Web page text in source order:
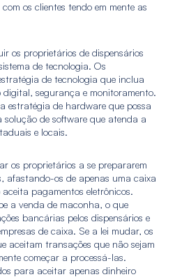
os clientes tendo em mente as
os proprietários de dispensários
de tecnologia. Os
de tecnologia que inclua
digital, segurança e monitoramento.
estratégia de hardware que possa
solução de software que atenda a
e locais.
os proprietários a se prepararem
afastando-os de apenas uma caixa
pagamentos eletrônicos.
a venda de maconha, o que
bancárias pelos dispensários e
de caixa. Se a lei mudar, os
aceitam transações que não sejam
começar a processá-las.
para aceitar apenas dinheiro